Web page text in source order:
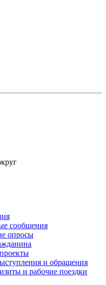
сообщения
опросы
и обращения
и рабочие поездки